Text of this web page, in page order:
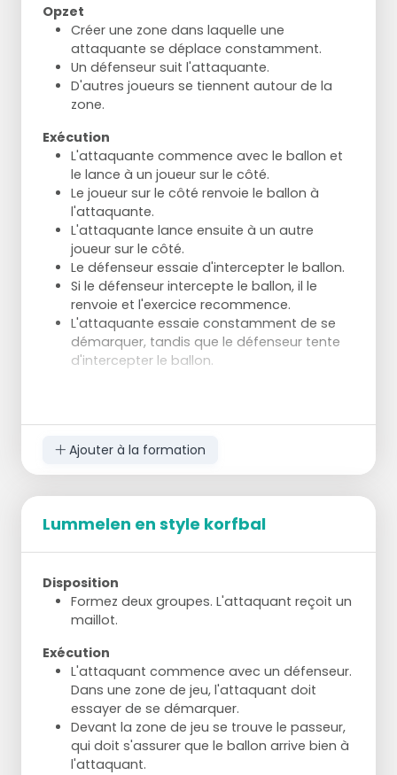
Opzet
Créer une zone dans laquelle une
attaquante se déplace constamment.
Un défenseur suit l'attaquante.
D'autres joueurs se tiennent autour de la
zone.
Exécution
L'attaquante commence avec le ballon et
le lance à un joueur sur le côté.
Le joueur sur le côté renvoie le ballon à
l'attaquante.
L'attaquante lance ensuite à un autre
joueur sur le côté.
Le défenseur essaie d'intercepter le ballon.
Si le défenseur intercepte le ballon, il le
renvoie et l'exercice recommence.
L'attaquante essaie constamment de se
démarquer, tandis que le défenseur tente
d'intercepter le ballon.
Ajouter à la formation
Lummelen en style korfbal
Disposition
Formez deux groupes. L'attaquant reçoit un
maillot.
Exécution
L'attaquant commence avec un défenseur.
Dans une zone de jeu, l'attaquant doit
essayer de se démarquer.
Devant la zone de jeu se trouve le passeur,
qui doit s'assurer que le ballon arrive bien à
l'attaquant.